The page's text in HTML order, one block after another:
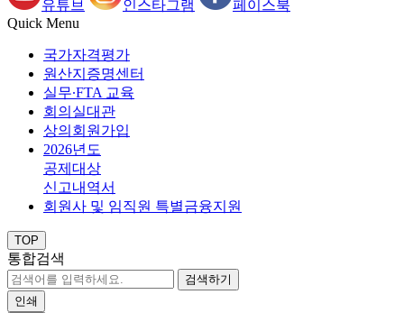
유튜브 인스타그램
페이스북
Quick Menu
국가자격평가
원산지증명센터
실무∙FTA 교육
회의실대관
상의회원가입
2026년도
공제대상
신고내역서
회원사 및 임직원 특별금융지원
TOP
통합검색
검색하기
인쇄